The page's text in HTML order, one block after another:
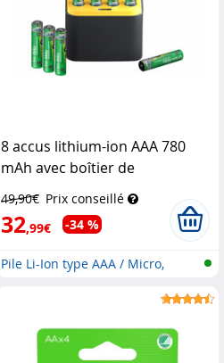
8 accus lithium-ion AAA 780
mAh avec boîtier de
TKA
49,90€ Prix conseillé
32,99€ -34 %
Pile Li-Ion type AAA / Micro,